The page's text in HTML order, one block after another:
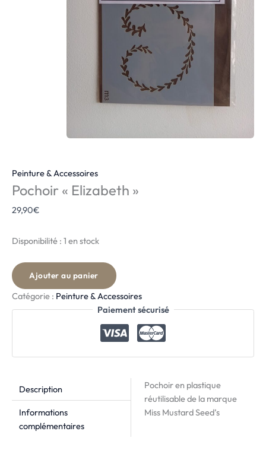
Peinture & Accessoires
Pochoir « Elizabeth »
29,90€
Disponibilité : 1 en stock
Ajouter au panier
Catégorie : Peinture & Accessoires
Paiement sécurisé
Description
Informations
complémentaires
Pochoir en plastique
réutilisable de la marque
Miss Mustard Seed’s